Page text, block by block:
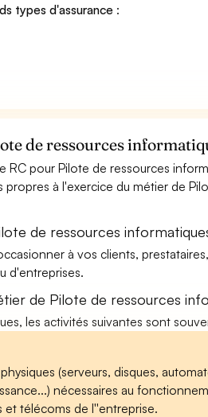
types d'assurance :
de ressources
RC pour Pilote de ressources
à l'exercice du métier de
de ressources
à vos clients,
d'entreprises.
de Pilote de ressources
les activités suivantes sont
(serveurs, disques,
nécessaires au
télécoms de l''entreprise.